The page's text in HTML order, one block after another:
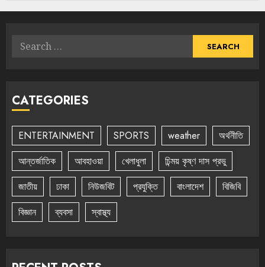
Search
CATEGORIES
ENTERTAINMENT SPORTS weather
অর্থনীতি
আন্তর্জাতিক
আবহাওয়া খেলাধুলা
চিন্ময় কৃষ্ণ দাস প্রভু
জাতীয়
ঢাকা নিউজবিট প্রযুক্তি বাংলাদেশ
বিজিবি
বিজ্ঞান
ব্যবসা স্বাস্থ্য